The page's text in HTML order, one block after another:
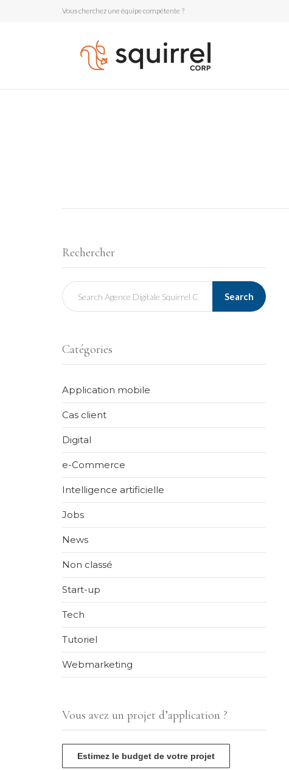
Vous cherchez une équipe compétente ?
Rechercher
Search
Catégories
Application mobile
Cas client
Digital
e-Commerce
Intelligence artificielle
Jobs
News
Non classé
Start-up
Tech
Tutoriel
Webmarketing
Vous avez un projet d’application ?
Estimez le budget de votre projet